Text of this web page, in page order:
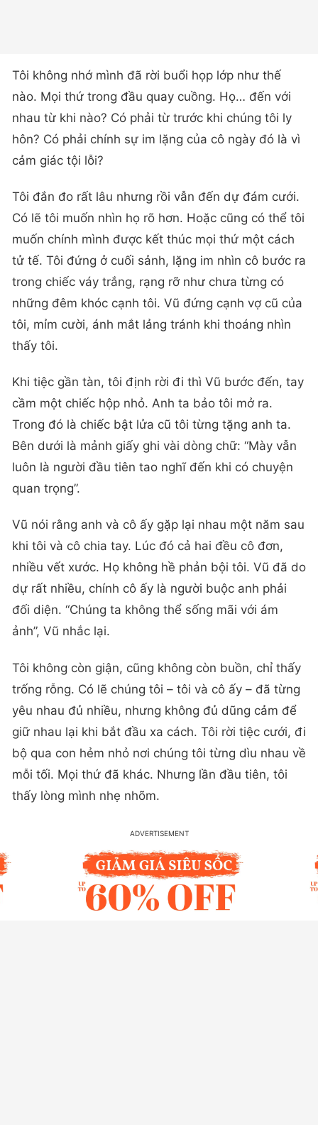
Tôi không nhớ mình đã rời buổi họp lớp như thế
nào. Mọi thứ trong đầu quay cuồng. Họ… đến với
nhau từ khi nào? Có phải từ trước khi chúng tôi ly
hôn? Có phải chính sự im lặng của cô ngày đó là vì
cảm giác tội lỗi?
Tôi đắn đo rất lâu nhưng rồi vẫn đến dự đám cưới.
Có lẽ tôi muốn nhìn họ rõ hơn. Hoặc cũng có thể tôi
muốn chính mình được kết thúc mọi thứ một cách
tử tế. Tôi đứng ở cuối sảnh, lặng im nhìn cô bước ra
trong chiếc váy trắng, rạng rỡ như chưa từng có
những đêm khóc cạnh tôi. Vũ đứng cạnh vợ cũ của
tôi, mỉm cười, ánh mắt lảng tránh khi thoáng nhìn
thấy tôi.
Khi tiệc gần tàn, tôi định rời đi thì Vũ bước đến, tay
cầm một chiếc hộp nhỏ. Anh ta bảo tôi mở ra.
Trong đó là chiếc bật lửa cũ tôi từng tặng anh ta.
Bên dưới là mảnh giấy ghi vài dòng chữ: “Mày vẫn
luôn là người đầu tiên tao nghĩ đến khi có chuyện
quan trọng”.
Vũ nói rằng anh và cô ấy gặp lại nhau một năm sau
khi tôi và cô chia tay. Lúc đó cả hai đều cô đơn,
nhiều vết xước. Họ không hề phản bội tôi. Vũ đã do
dự rất nhiều, chính cô ấy là người buộc anh phải
đối diện. “Chúng ta không thể sống mãi với ám
ảnh”, Vũ nhắc lại.
Tôi không còn giận, cũng không còn buồn, chỉ thấy
trống rỗng. Có lẽ chúng tôi – tôi và cô ấy – đã từng
yêu nhau đủ nhiều, nhưng không đủ dũng cảm để
giữ nhau lại khi bắt đầu xa cách. Tôi rời tiệc cưới, đi
bộ qua con hẻm nhỏ nơi chúng tôi từng dìu nhau về
mỗi tối. Mọi thứ đã khác. Nhưng lần đầu tiên, tôi
thấy lòng mình nhẹ nhõm.